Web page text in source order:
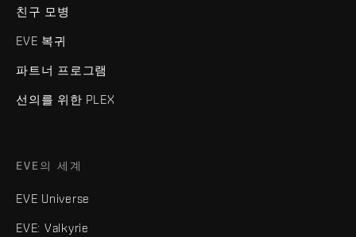
친구 모병
EVE 복귀
파트너 프로그램
선의를 위한 PLEX
EVE의 세계
EVE Universe
EVE: Valkyrie